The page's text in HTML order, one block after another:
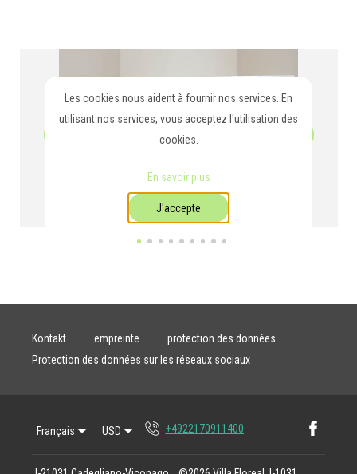
Kontakt empreinte
protection des données
Protection des données sur les réseaux sociaux
Français USD +4922170911400
Les cookies nous aident à fournir nos services. En
utilisant nos services, vous acceptez l'utilisation des
cookies.
En savoir plus
J'accepte